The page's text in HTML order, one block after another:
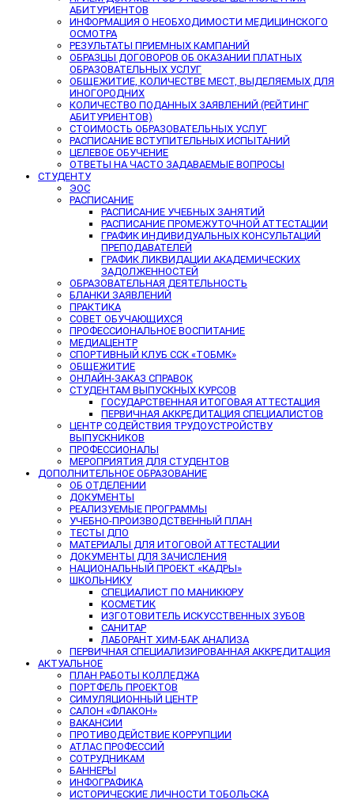
АБИТУРИЕНТОВ
ИНФОРМАЦИЯ О НЕОБХОДИМОСТИ МЕДИЦИНСКОГО
ОСМОТРА
РЕЗУЛЬТАТЫ ПРИЕМНЫХ КАМПАНИЙ
ОБРАЗЦЫ ДОГОВОРОВ ОБ ОКАЗАНИИ ПЛАТНЫХ
ОБРАЗОВАТЕЛЬНЫХ УСЛУГ
ОБЩЕЖИТИЕ, КОЛИЧЕСТВЕ МЕСТ, ВЫДЕЛЯЕМЫХ ДЛЯ
ИНОГОРОДНИХ
КОЛИЧЕСТВО ПОДАННЫХ ЗАЯВЛЕНИЙ (РЕЙТИНГ
АБИТУРИЕНТОВ)
СТОИМОСТЬ ОБРАЗОВАТЕЛЬНЫХ УСЛУГ
РАСПИСАНИЕ ВСТУПИТЕЛЬНЫХ ИСПЫТАНИЙ
ЦЕЛЕВОЕ ОБУЧЕНИЕ
ОТВЕТЫ НА ЧАСТО ЗАДАВАЕМЫЕ ВОПРОСЫ
СТУДЕНТУ
ЭОС
РАСПИСАНИЕ
РАСПИСАНИЕ УЧЕБНЫХ ЗАНЯТИЙ
РАСПИСАНИЕ ПРОМЕЖУТОЧНОЙ АТТЕСТАЦИИ
ГРАФИК ИНДИВИДУАЛЬНЫХ КОНСУЛЬТАЦИЙ
ПРЕПОДАВАТЕЛЕЙ
ГРАФИК ЛИКВИДАЦИИ АКАДЕМИЧЕСКИХ
ЗАДОЛЖЕННОСТЕЙ
ОБРАЗОВАТЕЛЬНАЯ ДЕЯТЕЛЬНОСТЬ
БЛАНКИ ЗАЯВЛЕНИЙ
ПРАКТИКА
СОВЕТ ОБУЧАЮЩИХСЯ
ПРОФЕССИОНАЛЬНОЕ ВОСПИТАНИЕ
МЕДИАЦЕНТР
СПОРТИВНЫЙ КЛУБ ССК «ТОБМК»
ОБЩЕЖИТИЕ
ОНЛАЙН-ЗАКАЗ СПРАВОК
СТУДЕНТАМ ВЫПУСКНЫХ КУРСОВ
ГОСУДАРСТВЕННАЯ ИТОГОВАЯ АТТЕСТАЦИЯ
ПЕРВИЧНАЯ АККРЕДИТАЦИЯ СПЕЦИАЛИСТОВ
ЦЕНТР СОДЕЙСТВИЯ ТРУДОУСТРОЙСТВУ
ВЫПУСКНИКОВ
ПРОФЕССИОНАЛЫ
МЕРОПРИЯТИЯ ДЛЯ СТУДЕНТОВ
ДОПОЛНИТЕЛЬНОЕ ОБРАЗОВАНИЕ
ОБ ОТДЕЛЕНИИ
ДОКУМЕНТЫ
РЕАЛИЗУЕМЫЕ ПРОГРАММЫ
УЧЕБНО-ПРОИЗВОДСТВЕННЫЙ ПЛАН
ТЕСТЫ ДПО
МАТЕРИАЛЫ ДЛЯ ИТОГОВОЙ АТТЕСТАЦИИ
ДОКУМЕНТЫ ДЛЯ ЗАЧИСЛЕНИЯ
НАЦИОНАЛЬНЫЙ ПРОЕКТ «КАДРЫ»
ШКОЛЬНИКУ
СПЕЦИАЛИСТ ПО МАНИКЮРУ
КОСМЕТИК
ИЗГОТОВИТЕЛЬ ИСКУССТВЕННЫХ ЗУБОВ
САНИТАР
ЛАБОРАНТ ХИМ-БАК АНАЛИЗА
ПЕРВИЧНАЯ СПЕЦИАЛИЗИРОВАННАЯ АККРЕДИТАЦИЯ
АКТУАЛЬНОЕ
ПЛАН РАБОТЫ КОЛЛЕДЖА
ПОРТФЕЛЬ ПРОЕКТОВ
СИМУЛЯЦИОННЫЙ ЦЕНТР
САЛОН «ФЛАКОН»
ВАКАНСИИ
ПРОТИВОДЕЙСТВИЕ КОРРУПЦИИ
АТЛАС ПРОФЕССИЙ
СОТРУДНИКАМ
БАННЕРЫ
ИНФОГРАФИКА
ИСТОРИЧЕСКИЕ ЛИЧНОСТИ ТОБОЛЬСКА